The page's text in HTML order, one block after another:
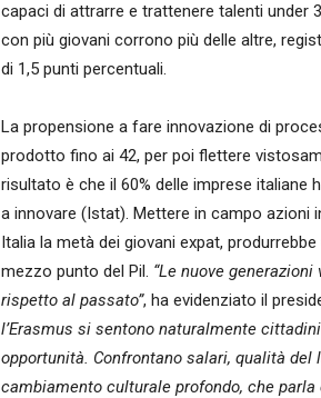
capaci di attrarre e trattenere talenti under
con più giovani corrono più delle altre,
di 1,5 punti percentuali.
La propensione a fare innovazione di
prodotto fino ai 42, per poi flettere
risultato è che il 60% delle imprese italiane
a innovare (Istat). Mettere in campo azioni
Italia la metà dei giovani expat,
mezzo punto del Pil. “Le nuove
rispetto al passato”, ha evidenziato il
l’Erasmus si sentono naturalmente
opportunità. Confrontano salari, qualità
cambiamento culturale profondo, che